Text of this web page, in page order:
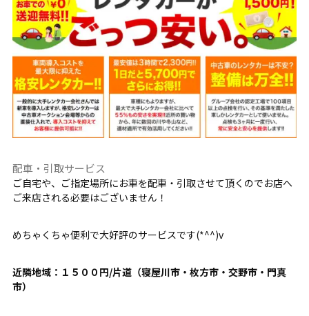
配車・引取サービス
ご自宅や、ご指定場所にお車を配車・引取させて頂くのでお店へ
ご来店される必要はございません！
めちゃくちゃ便利で大好評のサービスです(*^^)v
近隣地域：１５００円/片道（寝屋川市・枚方市・交野市・門真
市）